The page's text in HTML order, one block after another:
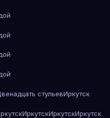
стульевИркутск
ИркутскИркутскИркутск